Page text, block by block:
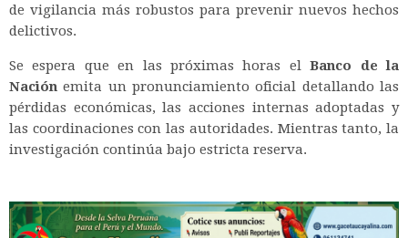
de vigilancia más robustos para prevenir nuevos hechos
delictivos.
Se espera que en las próximas horas elBanco de la
Nación emita un pronunciamiento oficial detallando las
pérdidas económicas, las acciones internas adoptadas y
las coordinaciones con las autoridades. Mientras tanto, la
investigación continúa bajo estricta reserva.